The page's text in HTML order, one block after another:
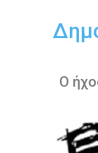
περιεχόμενο
Ο